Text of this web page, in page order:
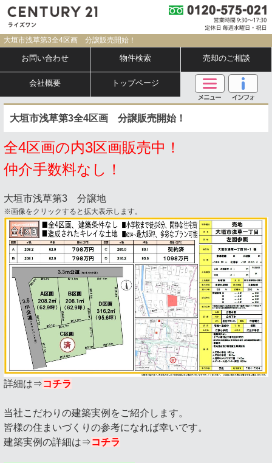
大垣市浅草第3全4区画 分譲販売開始！
お問い合わせ 物件検索 売却のご相談
会社概要 トップページ
大垣市浅草第3全4区画 分譲販売開始！
全4区画の内3区画販売中！
仲介手数料なし！
大垣市浅草第3 分譲地
※画像をクリックすると拡大表示します。
詳細は⇒コチラ
当社こだわりの建築実例をご紹介します。
皆様の住まいづくりの参考になれば幸いです。
建築実例の詳細は⇒コチラ